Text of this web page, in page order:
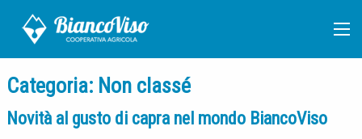
Categoria: Non classé
Novità al gusto di capra nel mondo BiancoViso